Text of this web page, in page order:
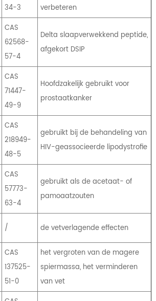
34-3
verbeteren
CAS
62568-
57-4
Delta slaapverwekkend peptide,
afgekort DSIP
CAS
71447-
49-9
Hoofdzakelijk gebruikt voor
prostaatkanker
CAS
218949-
48-5
gebruikt bij de behandeling van
HIV-geassocieerde lipodystrofie
CAS
57773-
63-4
gebruikt als de acetaat- of
pamoaatzouten
/ de vetverlagende effecten
CAS
137525-
51-0
het vergroten van de magere
spiermassa, het verminderen
van vet